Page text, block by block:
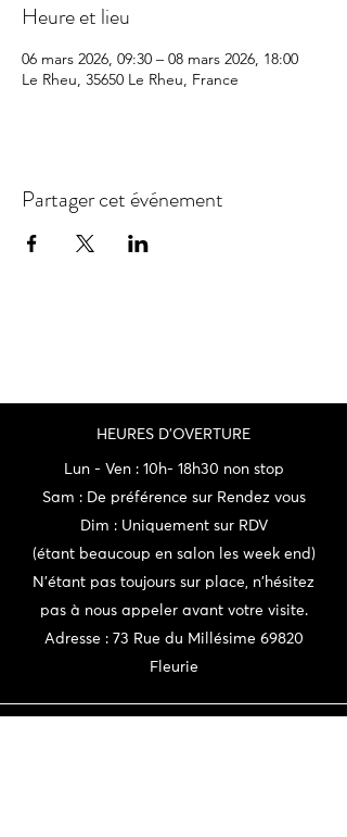
Heure et lieu
06 mars 2026, 09:30 – 08 mars 2026, 18:00
Le Rheu, 35650 Le Rheu, France
Partager cet événement
HEURES D'OVERTURE
Lun - Ven : 10h- 18h30 non stop
Sam : De préférence sur Rendez vous
Dim : Uniquement sur RDV
(étant beaucoup en salon les week end)
N'étant pas toujours sur place, n'hésitez
pas à nous appeler avant votre visite.
Adresse : 73 Rue du Millésime 69820
Fleurie